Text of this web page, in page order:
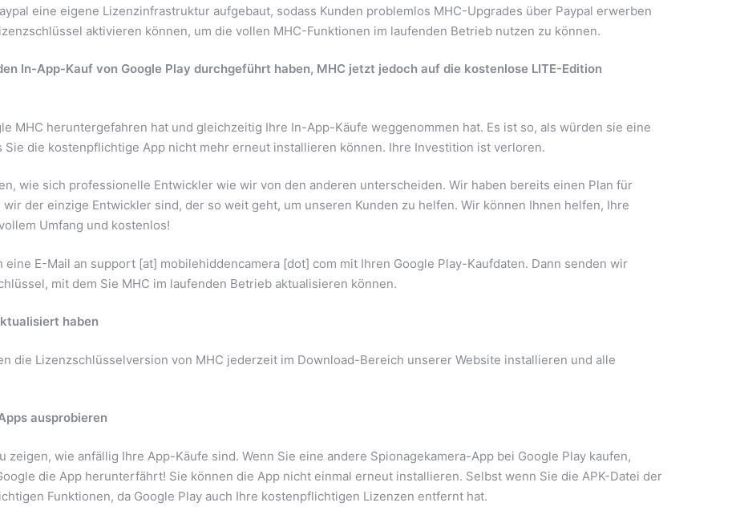
eine eigene Lizenzinfrastruktur aufgebaut, sodass Kunden problemlos MHC-Upgrades über Paypal erwerben
aktivieren können, um die vollen MHC-Funktionen im laufenden Betrieb nutzen zu können.
In-App-Kauf von Google Play durchgeführt haben, MHC jetzt jedoch auf die kostenlose LITE-Edition
MHC heruntergefahren hat und gleichzeitig Ihre In-App-Käufe weggenommen hat. Es ist so, als würden sie eine
die kostenpflichtige App nicht mehr erneut installieren können. Ihre Investition ist verloren.
wie sich professionelle Entwickler wie wir von den anderen unterscheiden. Wir haben bereits einen Plan für
der einzige Entwickler sind, der so weit geht, um unseren Kunden zu helfen. Wir können Ihnen helfen, Ihre
Umfang und kostenlos!
E-Mail an support [at] mobilehiddencamera [dot] com mit Ihren Google Play-Kaufdaten. Dann senden wir
mit dem Sie MHC im laufenden Betrieb aktualisieren können.
haben
die Lizenzschlüsselversion von MHC jederzeit im Download-Bereich unserer Website installieren und alle
ausprobieren
wie anfällig Ihre App-Käufe sind. Wenn Sie eine andere Spionagekamera-App bei Google Play kaufen,
die App herunterfährt! Sie können die App nicht einmal erneut installieren. Selbst wenn Sie die APK-Datei der
Funktionen, da Google Play auch Ihre kostenpflichtigen Lizenzen entfernt hat.